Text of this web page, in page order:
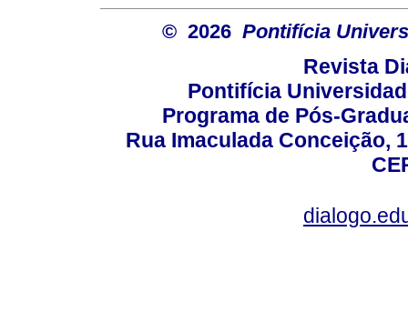
© 2026 Pontifícia
Revista
Pontifícia
Programa de Pós-
Rua Imaculada Conceição,